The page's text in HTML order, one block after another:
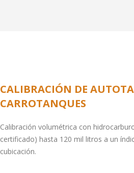
CALIBRACIÓN DE
CARROTANQUES
Calibración volumétrica con
certificado) hasta 120 mil litros a un
cubicación.